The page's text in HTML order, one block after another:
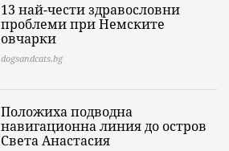
13 най-чести здравословни
проблеми при Немските
овчарки
dogsandcats.bg
Положиха подводна
навигационна линия до остров
Света Анастасия